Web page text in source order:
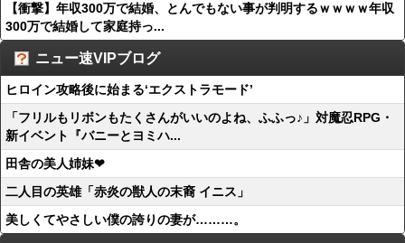
【衝撃】年収300万で結婚、とんでもない事が判明するｗｗｗｗ年収
300万で結婚して家庭持っ...
ニュー速VIPブログ
ヒロイン攻略後に始まる‘エクストラモード’
「フリルもリボンもたくさんがいいのよね、ふふっ♪」対魔忍RPG・
新イベント『バニーとヨミハ...
田舎の美人姉妹❤
二人目の英雄「赤炎の獣人の末裔 イニス」
美しくてやさしい僕の誇りの妻が………。